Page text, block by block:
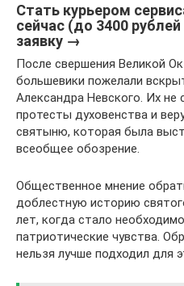
Стать курьером
сейчас (до 3400
заявку →
После свершения Великой
большевики пожелали
Александра Невского. Их
протесты духовенства и
святыню, которая была
всеобщее обозрение.
Общественное мнение
доблестную историю
лет, когда стало
патриотические чувства.
нельзя лучше подходил для